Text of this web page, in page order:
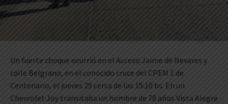
Un fuerte choque ocurrió en el Acceso Jaime de Nevares y
calle Belgrano, en el conocido cruce del CPEM 1 de
Centenario, el jueves 29 cerca de las 15:10 hs. En un
Chevrolet Joy transitaba un hombre de 78 años Vista Alegre